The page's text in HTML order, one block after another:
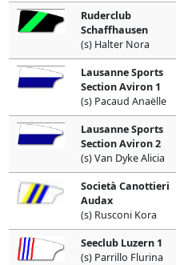
Ruderclub
Schaffhausen
(s) Halter Nora
Lausanne Sports
Section Aviron 1
(s) Pacaud Anaëlle
Lausanne Sports
Section Aviron 2
(s) Van Dyke Alicia
Società Canottieri
Audax
(s) Rusconi Kora
Seeclub Luzern 1
(s) Parrillo Flurina